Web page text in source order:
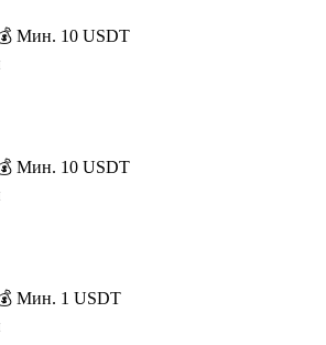
Мин. 10 USDT
Мин. 10 USDT
Мин. 1 USDT